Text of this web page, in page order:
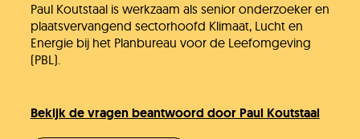
Paul Koutstaal is werkzaam als senior onderzoeker en
plaatsvervangend sectorhoofd Klimaat, Lucht en
Energie bij het Planbureau voor de Leefomgeving
(PBL).
Bekijk de vragen beantwoord door Paul Koutstaal